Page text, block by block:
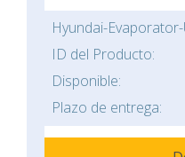
Hyundai-Evaporator-
ID del Producto:
Disponible:
Plazo de entrega: